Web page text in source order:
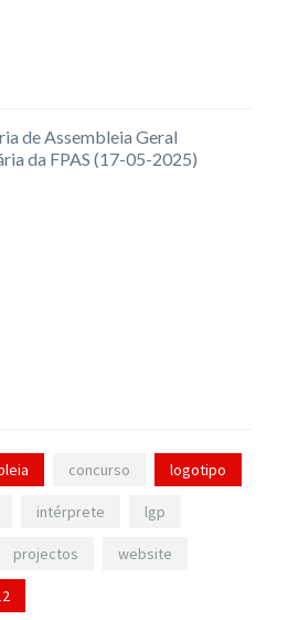
de Assembleia Geral
da FPAS (17-05-2025)
concurso logotipo
intérprete lgp
projectos website